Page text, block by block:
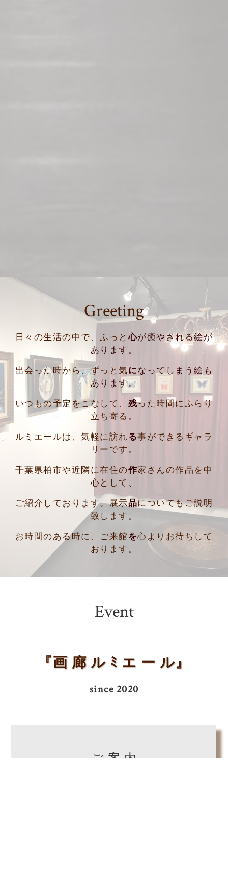
Greeting
日々の生活の中で、ふっと心が癒やされる絵が
あります。
出会った時から、ずっと気になってしまう絵も
あります。
いつもの予定をこなして、 残った時間にふらり
立ち寄る。
ルミエールは、気軽に訪れる事ができるギャラ
リーです。
千葉県柏市や近隣に在住の作家さんの作品を中
心として、
ご紹介しております。展示品についてもご説明
致します。
お時間のある時に、ご来館を心よりお待ちして
おります。
Event
『画 廊 ル ﾐ エ ー ル』
since 2020
ご 案 内